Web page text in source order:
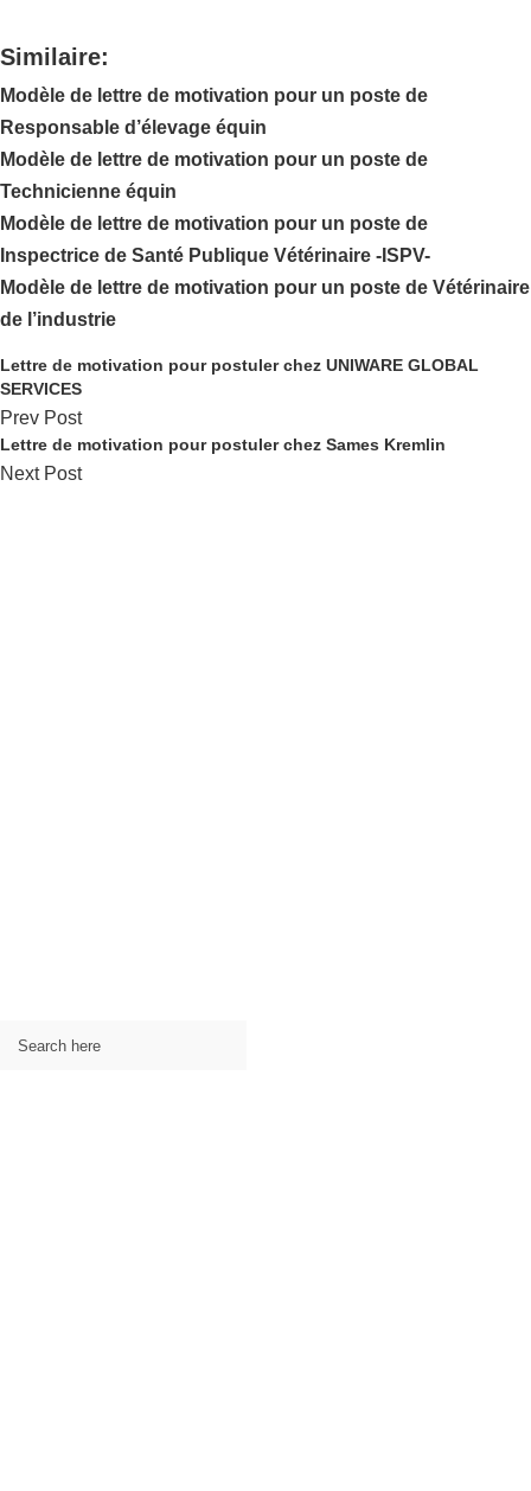
Similaire:
Modèle de lettre de motivation pour un poste de
Responsable d’élevage équin
Modèle de lettre de motivation pour un poste de
Technicienne équin
Modèle de lettre de motivation pour un poste de
Inspectrice de Santé Publique Vétérinaire -ISPV-
Modèle de lettre de motivation pour un poste de Vétérinaire
de l’industrie
Lettre de motivation pour postuler chez UNIWARE GLOBAL
SERVICES
Prev Post
Lettre de motivation pour postuler chez Sames Kremlin
Next Post